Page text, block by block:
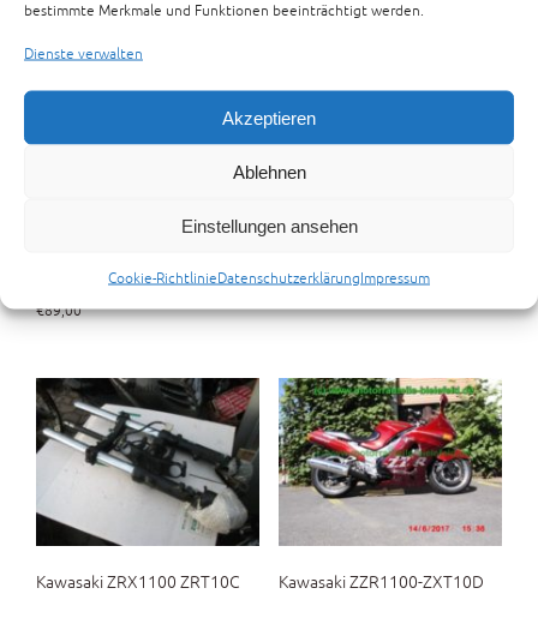
bestimmte Merkmale und Funktionen beeinträchtigt werden.
Dienste verwalten
Akzeptieren
Ablehnen
Einstellungen ansehen
Cookie-RichtlinieDatenschutzerklärungImpressum
€89,00
€89,00
€148,00
Kawasaki ZRX1100 ZRT10C Kawasaki ZZR1100-ZXT10D